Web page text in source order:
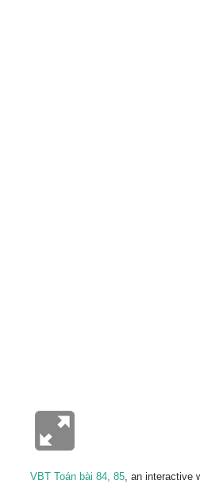
VBT Toán bài 84, 85 , an interactive